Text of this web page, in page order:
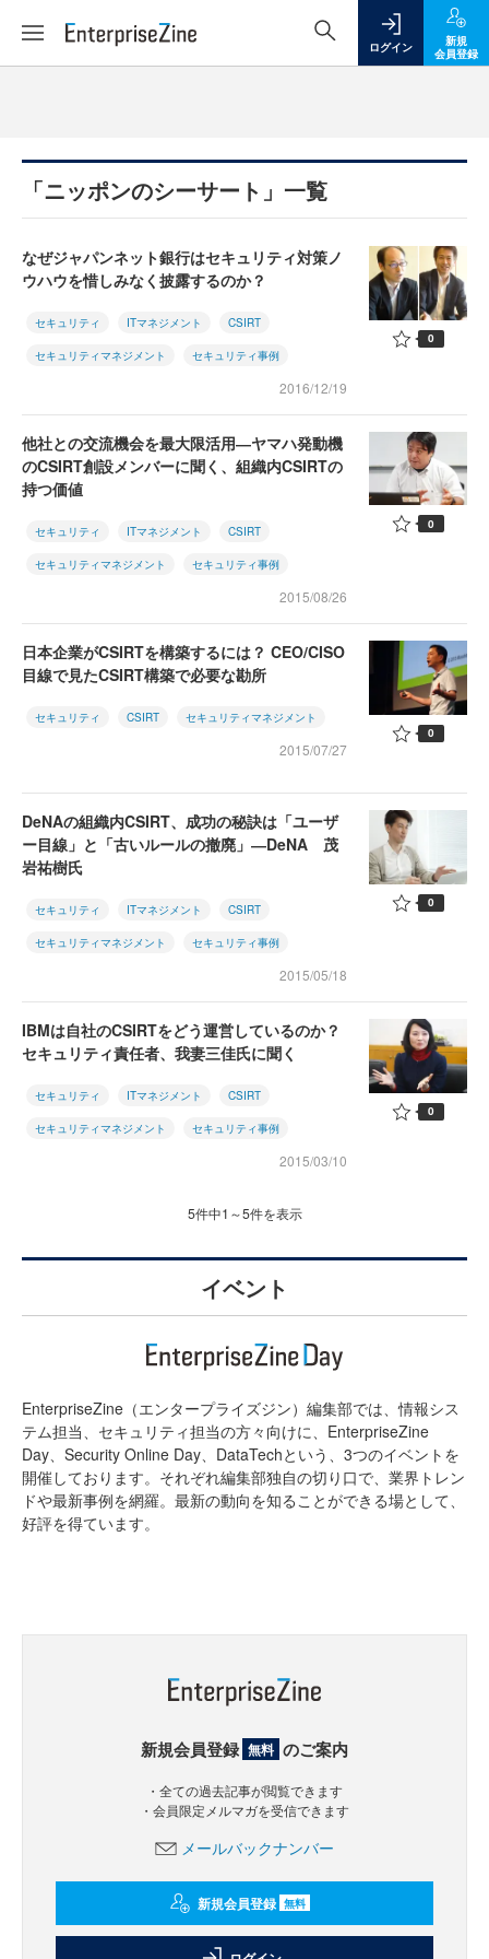
ログイン
新規
会員登録
「ニッポンのシーサート」一覧
なぜジャパンネット銀行はセキュリティ対策ノ
ウハウを惜しみなく披露するのか？
セキュリティ ITマネジメント CSIRT
セキュリティマネジメント セキュリティ事例
2016/12/19
0
他社との交流機会を最大限活用―ヤマハ発動機
のCSIRT創設メンバーに聞く、組織内CSIRTの
持つ価値
セキュリティ ITマネジメント CSIRT
セキュリティマネジメント セキュリティ事例
2015/08/26
0
日本企業がCSIRTを構築するには？ CEO/CISO
目線で見たCSIRT構築で必要な勘所
セキュリティ CSIRT セキュリティマネジメント
2015/07/27
0
DeNAの組織内CSIRT、成功の秘訣は「ユーザ
ー目線」と「古いルールの撤廃」―DeNA 茂
岩祐樹氏
セキュリティ ITマネジメント CSIRT
セキュリティマネジメント セキュリティ事例
2015/05/18
0
IBMは自社のCSIRTをどう運営しているのか？
セキュリティ責任者、我妻三佳氏に聞く
セキュリティ ITマネジメント CSIRT
セキュリティマネジメント セキュリティ事例
2015/03/10
0
5件中1～5件を表示
イベント
EnterpriseZine（エンタープライズジン）編集部では、情報シス
テム担当、セキュリティ担当の方々向けに、EnterpriseZine
Day、Security Online Day、DataTechという、3つのイベントを
開催しております。それぞれ編集部独自の切り口で、業界トレン
ドや最新事例を網羅。最新の動向を知ることができる場として、
好評を得ています。
新規会員登録 無料 のご案内
・全ての過去記事が閲覧できます
・会員限定メルマガを受信できます
メールバックナンバー
新規会員登録 無料